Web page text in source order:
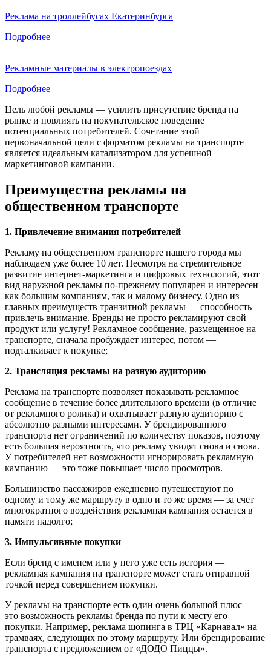
Реклама на троллейбусах Екатеринбурга
Подробнее
Рекламные материалы в электропоездах
Подробнее
Цель любой рекламы — усилить присутствие бренда на
рынке и повлиять на покупательское поведение
потенциальных потребителей. Сочетание этой
первоначальной цели с форматом рекламы на транспорте
является идеальным катализатором для успешной
маркетинговой кампании.
Преимущества рекламы на
общественном транспорте
1. Привлечение внимания потребителей
Рекламу на общественном транспорте нашего города мы
наблюдаем уже более 10 лет. Несмотря на стремительное
развитие интернет-маркетинга и цифровых технологий, этот
вид наружной рекламы по-прежнему популярен и интересен
как большим компаниям, так и малому бизнесу. Одно из
главных преимуществ транзитной рекламы — способность
привлечь внимание. Бренды не просто рекламируют свой
продукт или услугу! Рекламное сообщение, размещенное на
транспорте, сначала пробуждает интерес, потом —
подталкивает к покупке;
2. Трансляция рекламы на разную аудиторию
Реклама на транспорте позволяет показывать рекламное
сообщение в течение более длительного времени (в отличие
от рекламного ролика) и охватывает разную аудиторию с
абсолютно разными интересами. У брендированного
транспорта нет ограничений по количеству показов, поэтому
есть большая вероятность, что рекламу увидят снова и снова.
У потребителей нет возможности игнорировать рекламную
кампанию — это тоже повышает число просмотров.
Большинство пассажиров ежедневно путешествуют по
одному и тому же маршруту в одно и то же время — за счет
многократного воздействия рекламная кампания остается в
памяти надолго;
3. Импульсивные покупки
Если бренд с именем или у него уже есть история —
рекламная кампания на транспорте может стать отправной
точкой перед совершением покупки.
У рекламы на транспорте есть один очень большой плюс —
это возможность рекламы бренда по пути к месту его
покупки. Например, реклама шопинга в ТРЦ «Карнавал» на
трамваях, следующих по этому маршруту. Или брендирование
транспорта с предложением от «ДОДО Пиццы».